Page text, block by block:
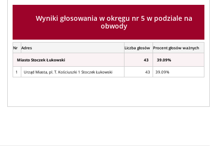
Wyniki głosowania w okręgu nr 5 w podziale na
obwody
Nr Adres Liczba głosów Procent głosów ważnych
Miasto Stoczek Łukowski 43 39.09%
1 Urząd Miasta, pl. T. Kościuszki 1 Stoczek Łukowski 43 39.09%